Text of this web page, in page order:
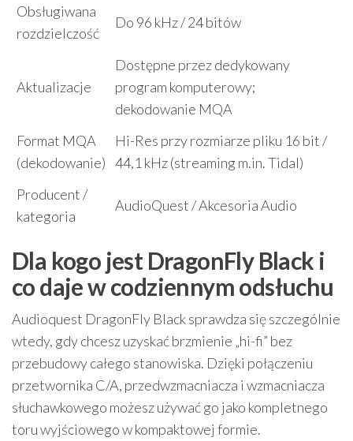
Obsługiwana
rozdzielczość
Do 96 kHz / 24 bitów
Aktualizacje
Dostępne przez dedykowany
program komputerowy;
dekodowanie MQA
Format MQA
(dekodowanie)
Hi-Res przy rozmiarze pliku 16 bit /
44,1 kHz (streaming m.in. Tidal)
Producent /
kategoria
AudioQuest / Akcesoria Audio
Dla kogo jest DragonFly Black i
co daje w codziennym odsłuchu
Audioquest DragonFly Black sprawdza się szczególnie
wtedy, gdy chcesz uzyskać brzmienie „hi-fi” bez
przebudowy całego stanowiska. Dzięki połączeniu
przetwornika C/A, przedwzmacniacza i wzmacniacza
słuchawkowego możesz używać go jako kompletnego
toru wyjściowego w kompaktowej formie.